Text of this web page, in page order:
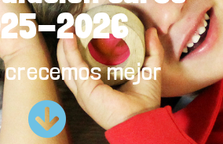
2026
mejor